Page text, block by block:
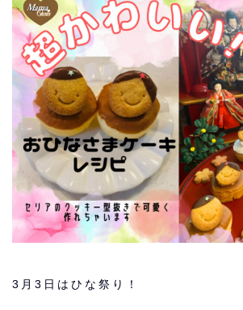
3月3日はひな祭り！